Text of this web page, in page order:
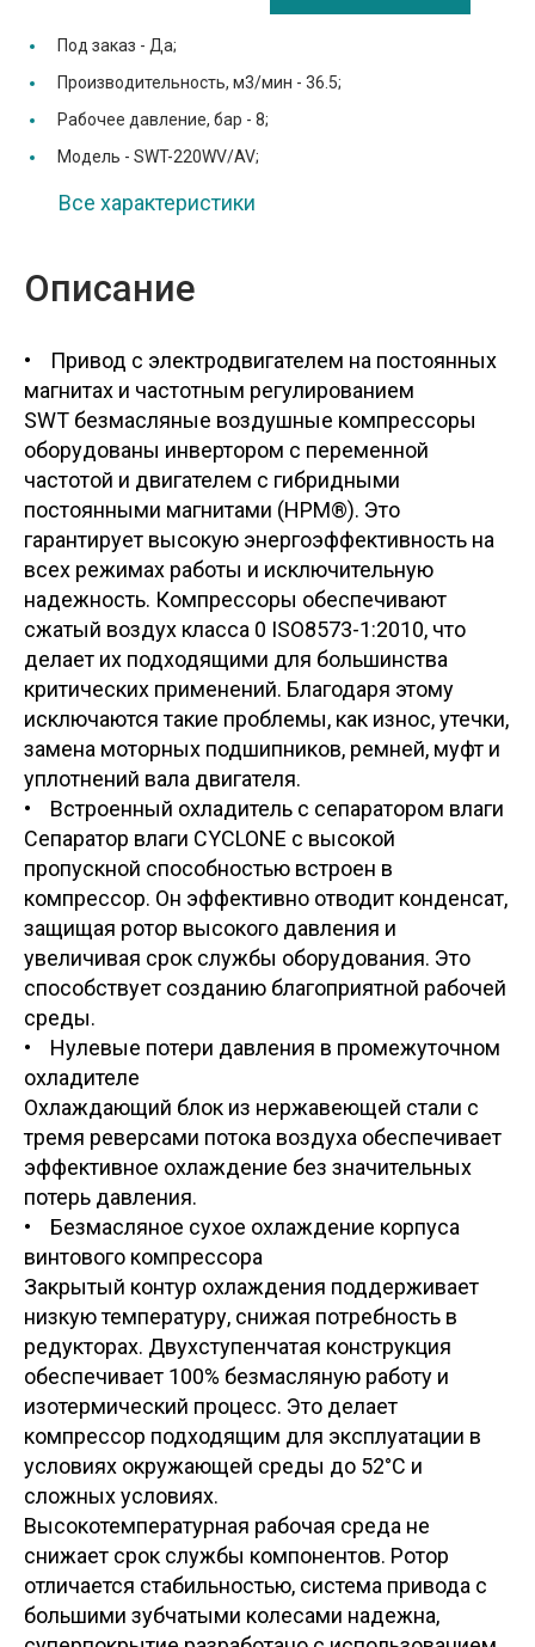
Под заказ - Да;
Производительность, м3/мин - 36.5;
Рабочее давление, бар - 8;
Модель - SWT-220WV/AV;
Все характеристики
Описание
• Привод с электродвигателем на постоянных
магнитах и частотным регулированием
SWT безмасляные воздушные компрессоры
оборудованы инвертором с переменной
частотой и двигателем с гибридными
постоянными магнитами (HPM®). Это
гарантирует высокую энергоэффективность на
всех режимах работы и исключительную
надежность. Компрессоры обеспечивают
сжатый воздух класса 0 ISO8573-1:2010, что
делает их подходящими для большинства
критических применений. Благодаря этому
исключаются такие проблемы, как износ, утечки,
замена моторных подшипников, ремней, муфт и
уплотнений вала двигателя.
• Встроенный охладитель с сепаратором влаги
Сепаратор влаги CYCLONE с высокой
пропускной способностью встроен в
компрессор. Он эффективно отводит конденсат,
защищая ротор высокого давления и
увеличивая срок службы оборудования. Это
способствует созданию благоприятной рабочей
среды.
• Нулевые потери давления в промежуточном
охладителе
Охлаждающий блок из нержавеющей стали с
тремя реверсами потока воздуха обеспечивает
эффективное охлаждение без значительных
потерь давления.
• Безмасляное сухое охлаждение корпуса
винтового компрессора
Закрытый контур охлаждения поддерживает
низкую температуру, снижая потребность в
редукторах. Двухступенчатая конструкция
обеспечивает 100% безмасляную работу и
изотермический процесс. Это делает
компрессор подходящим для эксплуатации в
условиях окружающей среды до 52°C и
сложных условиях.
Высокотемпературная рабочая среда не
снижает срок службы компонентов. Ротор
отличается стабильностью, система привода с
большими зубчатыми колесами надежна,